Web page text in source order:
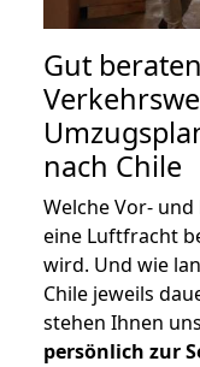
Gut
nach Chile
Welche Vor-
eine Luftfracht
wird. Und wie
Chile jeweils
stehen Ihnen
persönlich zur